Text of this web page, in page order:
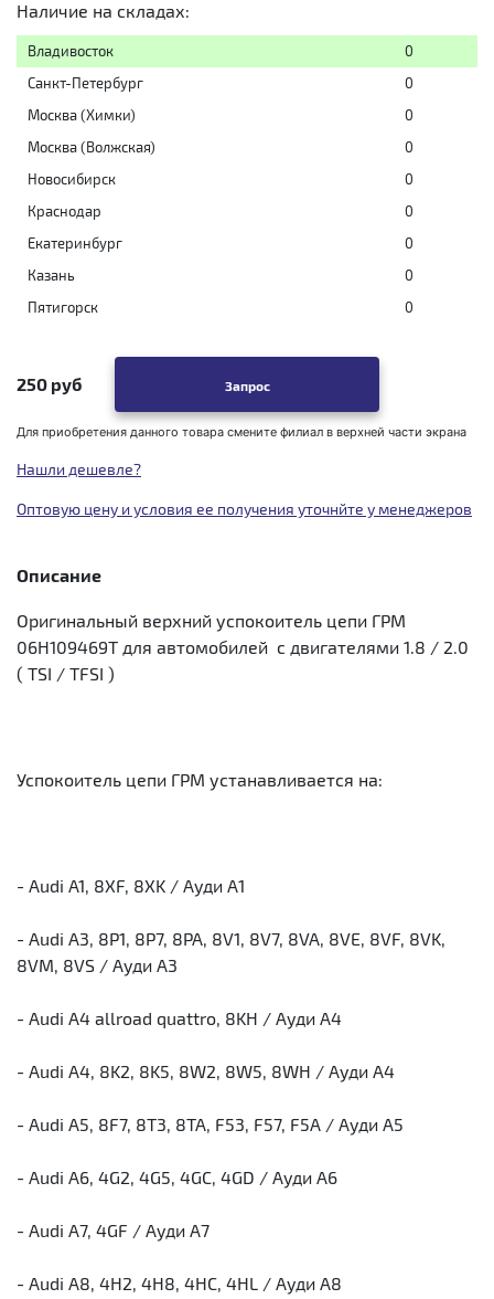
Наличие на складах:
Владивосток
0
Санкт-Петербург
0
Москва (Химки)
0
Москва (Волжская)
0
Новосибирск
0
Краснодар
0
Екатеринбург
0
Казань
0
Пятигорск
0
250 руб Запрос
Для приобретения данного товара смените филиал в верхней части экрана
Нашли дешевле?
Оптовую цену и условия ее получения уточнйте у менеджеров
Описание
Оригинальный верхний успокоитель цепи ГРМ
06H109469T для автомобилей c двигателями 1.8 / 2.0
( TSI / TFSI )
Успокоитель цепи ГРМ устанавливается на:
- Audi A1, 8XF, 8XK / Ауди А1
- Audi A3, 8P1, 8P7, 8PA, 8V1, 8V7, 8VA, 8VE, 8VF, 8VK,
8VM, 8VS / Ауди А3
- Audi A4 allroad quattro, 8KH / Ауди А4
- Audi A4, 8K2, 8K5, 8W2, 8W5, 8WH / Ауди А4
- Audi A5, 8F7, 8T3, 8TA, F53, F57, F5A / Ауди А5
- Audi A6, 4G2, 4G5, 4GC, 4GD / Ауди А6
- Audi A7, 4GF / Ауди А7
- Audi A8, 4H2, 4H8, 4HC, 4HL / Ауди А8